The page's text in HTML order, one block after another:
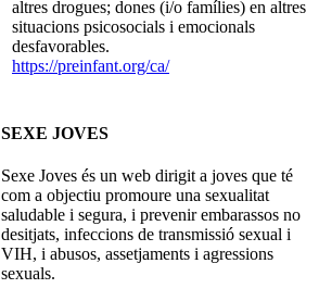
altres drogues; dones (i/o famílies) en altres
situacions psicosocials i emocionals
desfavorables.
https://preinfant.org/ca/
SEXE JOVES
Sexe Joves és un web dirigit a joves que té
com a objectiu promoure una sexualitat
saludable i segura, i prevenir embarassos no
desitjats, infeccions de transmissió sexual i
VIH, i abusos, assetjaments i agressions
sexuals.